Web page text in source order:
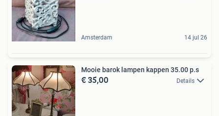
Amsterdam 14 jul 26
Mooie barok lampen kappen 35.00 p.s
€ 35,00 Details